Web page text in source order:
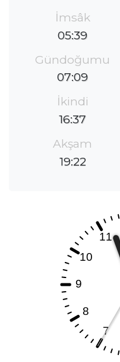
İmsâk
05:39
Gündoğumu
07:09
İkindi
16:37
Akşam
19:22